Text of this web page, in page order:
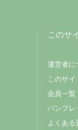
このサ
運営者に
このサ
会員一覧
パンフレ
よくある